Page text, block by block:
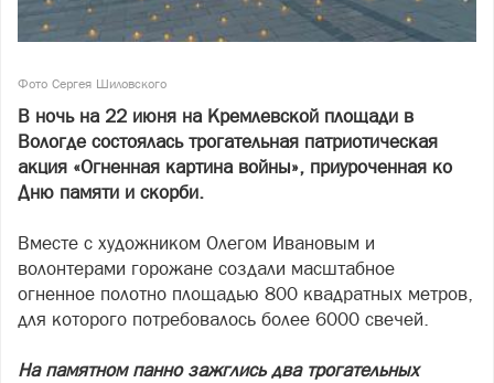
Фото Сергея Шиловского
В ночь на 22 июня на Кремлевской площади в
Вологде состоялась трогательная патриотическая
акция «Огненная картина войны», приуроченная ко
Дню памяти и скорби.
Вместе с художником Олегом Ивановым и
волонтерами горожане создали масштабное
огненное полотно площадью 800 квадратных метров,
для которого потребовалось более 6000 свечей.
На памятном панно зажглись два трогательных